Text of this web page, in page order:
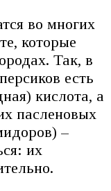
во многих
которые
Так, в
есть
кислота, а
пасленовых
–
их